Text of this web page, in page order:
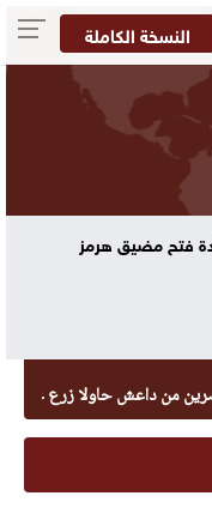
النسخة الكاملة
فتح مضيق هرمز
حاولا زرع عبوة في